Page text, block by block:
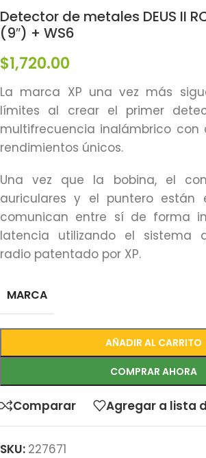
Detector de metales DEUS II
(9″) + WS6
$1,720.00
La marca XP una vez más
límites al crear el primer
multifrecuencia inalámbrico con
rendimientos únicos.
Una vez que la bobina, el
auriculares y el puntero están
comunican entre sí de forma
latencia utilizando el sistema
radio patentado por XP.
MARCA
AÑADIR AL CARRITO
COMPRAR AHORA
Comparar Agregar a lista
SKU: 227671